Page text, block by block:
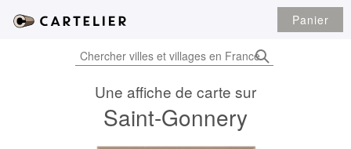
Panier
Une affiche de carte sur
Saint-Gonnery